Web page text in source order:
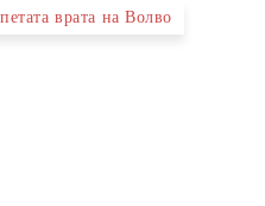
врата на Волво